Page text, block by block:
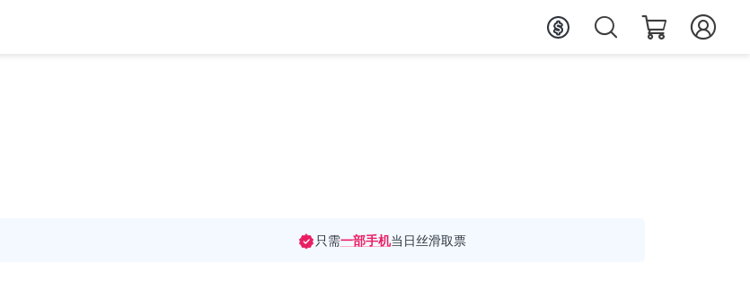
只需一部手机当日丝滑取票